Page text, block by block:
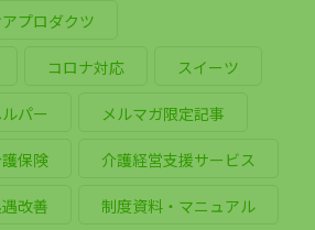
プロダクツ
コロナ対応 スイーツ
パー メルマガ限定記事
保険 介護経営支援サービス
改善 制度資料・マニュアル